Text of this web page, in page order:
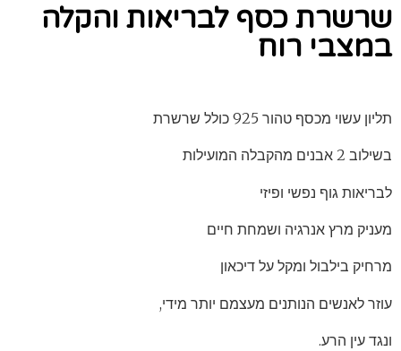
שרשרת כסף לבריאות והקלה
במצבי רוח
תליון עשוי מכסף טהור 925 כולל שרשרת
בשילוב 2 אבנים מהקבלה המועילות
לבריאות גוף נפשי ופיזי
מעניק מרץ אנרגיה ושמחת חיים
מרחיק בילבול ומקל על דיכאון
עוזר לאנשים הנותנים מעצמם יותר מידי,
ונגד עין הרע.